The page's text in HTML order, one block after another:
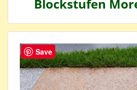
Blockstufen
Save